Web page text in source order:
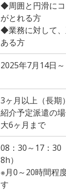
◆周囲と円滑に
がとれる方
◆業務に対して
ある方
2025年7月14日～
3ヶ月以上（長期）
紹介予定派遣の
大6ヶ月まで
08：30～17：30
8h）
※月0～20時間程
す